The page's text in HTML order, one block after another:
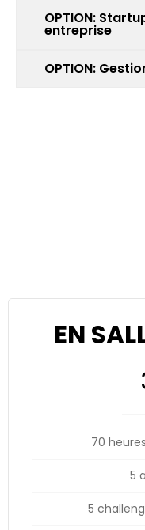
OPTION:
entreprise
OPTION:
EN
70
5
5